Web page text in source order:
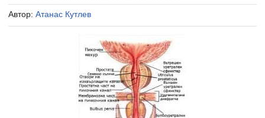
Автор: Атанас Кутлев